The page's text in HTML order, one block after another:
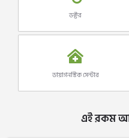
ডক্টর
ডায়াগনস্টিক সেন্টার
এই রকম